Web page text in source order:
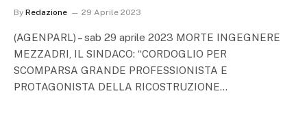
By Redazione 29 Aprile 2023
(AGENPARL) – sab 29 aprile 2023 MORTE INGEGNERE
MEZZADRI, IL SINDACO: “CORDOGLIO PER
SCOMPARSA GRANDE PROFESSIONISTA E
PROTAGONISTA DELLA RICOSTRUZIONE…